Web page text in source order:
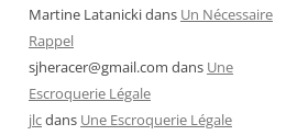
Martine Latanickidans Un Nécessaire
Rappel
sjheracer@gmail.com dans Une
Escroquerie Légale
jlcdans Une Escroquerie Légale